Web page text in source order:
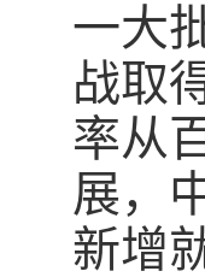
一大
战取
率从
展，
新增